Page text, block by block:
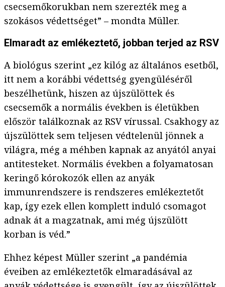
csecsemőkorukban nem szerezték meg a
szokásos védettséget” – mondta Müller.
Elmaradt az emlékeztető, jobban terjed az RSV
A biológus szerint „ez kilóg az általános esetből,
itt nem a korábbi védettség gyengüléséről
beszélhetünk, hiszen az újszülöttek és
csecsemők a normális években is életükben
először találkoznak az RSV vírussal. Csakhogy az
újszülöttek sem teljesen védtelenül jönnek a
világra, még a méhben kapnak az anyától anyai
antitesteket. Normális években a folyamatosan
keringő kórokozók ellen az anyák
immunrendszere is rendszeres emlékeztetőt
kap, így ezek ellen komplett induló csomagot
adnak át a magzatnak, ami még újszülött
korban is véd.”
Ehhez képest Müller szerint „a pandémia
éveiben az emlékeztetők elmaradásával az